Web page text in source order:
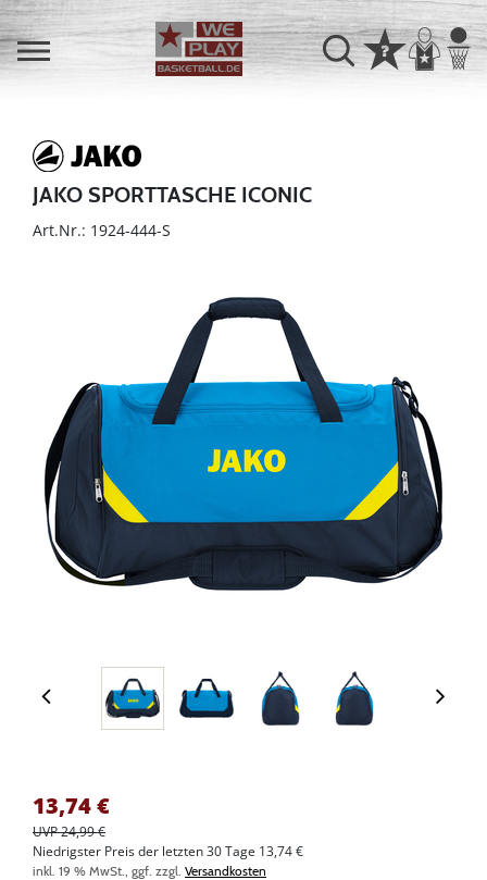
JAKO SPORTTASCHE ICONIC
Art.Nr.: 1924-444-S
13,74€
UVP 24,99 €
Niedrigster Preis der letzten 30 Tage 13,74 €
inkl. 19 % MwSt., ggf. zzgl. Versandkosten